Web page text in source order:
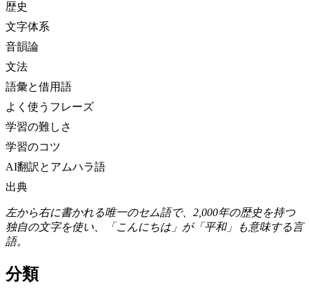
歴史
文字体系
音韻論
文法
語彙と借用語
よく使うフレーズ
学習の難しさ
学習のコツ
AI翻訳とアムハラ語
出典
左から右に書かれる唯一のセム語で、2,000年の歴史を持つ
独自の文字を使い、「こんにちは」が「平和」も意味する言
語。
分類